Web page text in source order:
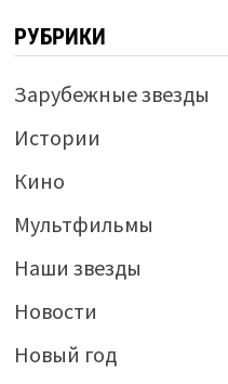
РУБРИКИ
Зарубежные звезды
Истории
Кино
Мультфильмы
Наши звезды
Новости
Новый год